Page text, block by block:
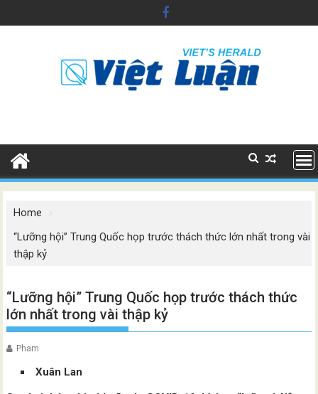
to
Home
“Lưỡng hội” Trung Quốc họp trước thách thức lớn nhất trong vài
thập kỷ
“Lưỡng hội” Trung Quốc họp trước thách thức
lớn nhất trong vài thập kỷ
Pham
Xuân Lan